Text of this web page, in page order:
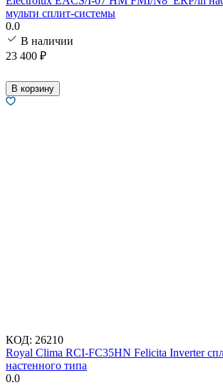
мульти сплит-системы
0.0
В наличии
23 400 ₽
В корзину
КОД: 26210
Royal Clima RCI-FC35HN Felicita Inverter
настенного типа
0.0